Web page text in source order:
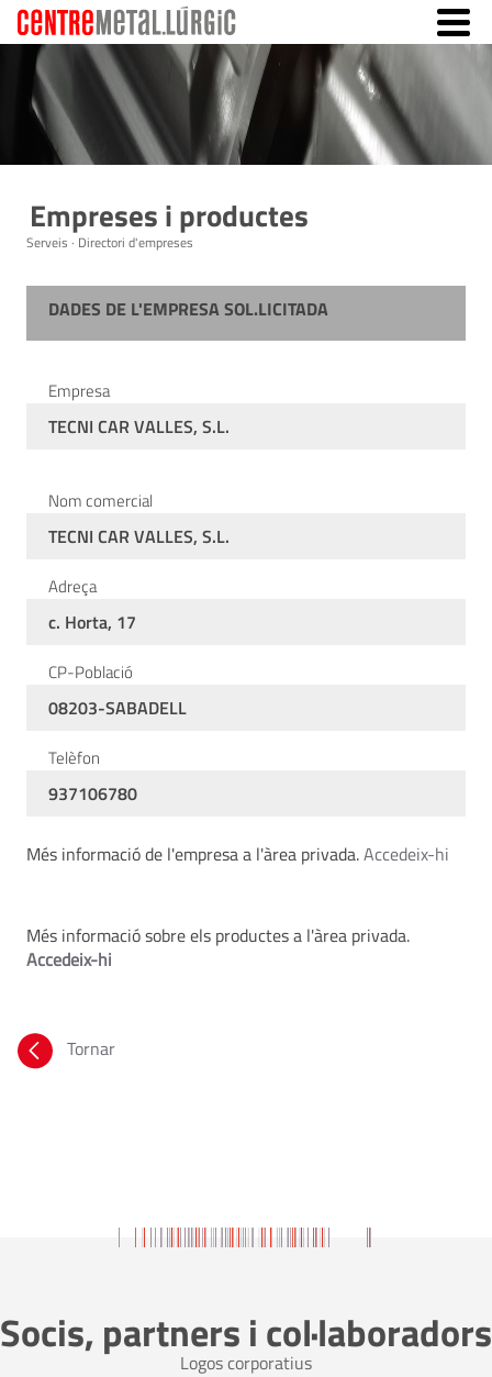
Empreses i productes
Serveis · Directori d'empreses
DADES DE L'EMPRESA SOL.LICITADA
Empresa
TECNI CAR VALLES, S.L.
Nom comercial
TECNI CAR VALLES, S.L.
Adreça
c. Horta, 17
CP-Població
08203-SABADELL
Telèfon
937106780
Més informació de l'empresa a l'àrea privada.Accedeix-hi
Més informació sobre els productes a l'àrea privada.
Accedeix-hi
Tornar
Socis, partners i col·laboradors
Logos corporatius